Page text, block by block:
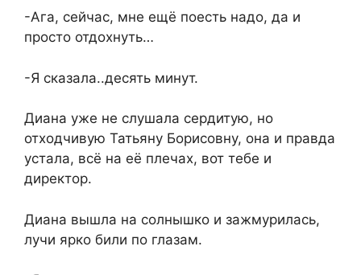
-Ага, сейчас, мне ещё поесть надо, да и
просто отдохнуть…
-Я сказала..десять минут.
Диана уже не слушала сердитую, но
отходчивую Татьяну Борисовну, она и правда
устала, всё на её плечах, вот тебе и
директор.
Диана вышла на солнышко и зажмурилась,
лучи ярко били по глазам.